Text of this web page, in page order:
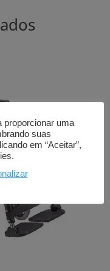
proporcionar uma
suas
em “Aceitar”,